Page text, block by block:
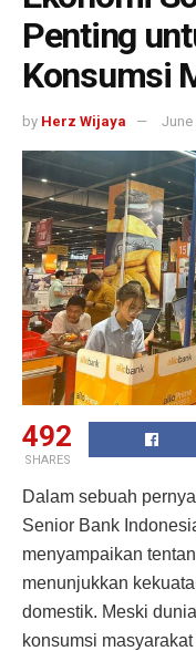
Penting
Konsumsi
by Herz Wijaya June
492
SHARES
Dalam sebuah
Senior Bank
menyampaikan
menunjukkan
domestik. Meski
konsumsi